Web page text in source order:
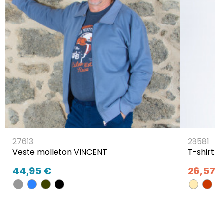
27613
Veste molleton VINCENT
44,95 €
28581
T-shirt
26,57